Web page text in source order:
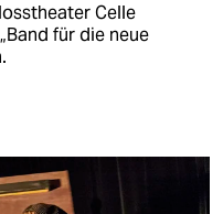
Celle
für die neue